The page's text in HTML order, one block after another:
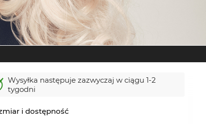
Wysyłka następuje zazwyczaj w ciągu 1-2
tygodni
i dostępność